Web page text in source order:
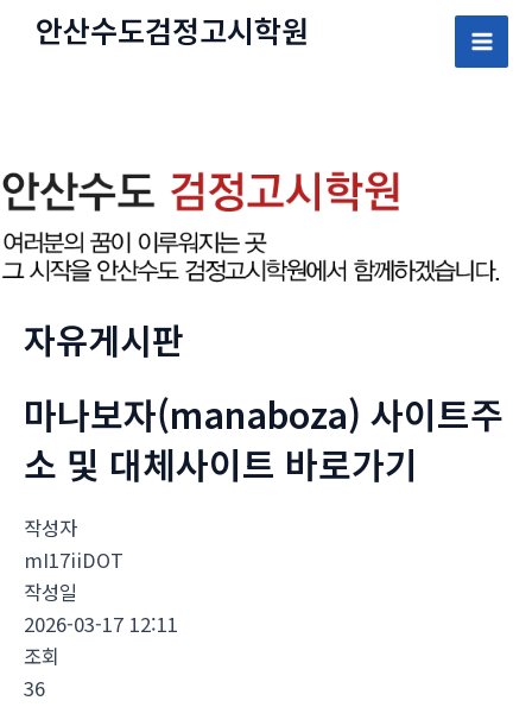
너
뛰
기
안산수도검정고시학원
Main
자유게시판
마나보자(manaboza) 사이트주
소 및 대체사이트 바로가기
작성자
mI17iiDOT
작성일
2026-03-17 12:11
조회
36